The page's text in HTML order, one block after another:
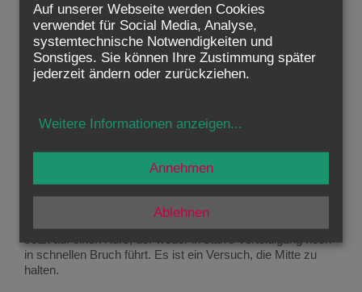
den Theologen Karl Rahner: Alles kirchliche Bemühen sei
vergeblich, wenn nicht Glaube, Hoffnung und Liebe
wachsen. Es ist ein leiser Akzent in einer lauten Zeit.
Gleichzeitig findet er klare Worte zum Thema Missbrauch.
Die Kirche müsse sich ihrer Vergangenheit stellen, sagt er.
Sie müsse Orte schaffen, an denen Betroffene gehört
nur für die Opfer, sondern auch für all jene, die durch die
Krise Vertrauen verloren haben.
September 1995 nimmt der Papst das Rücktrittsgesuch
sichtbaren Zeichen. Er holt Frauen in verantwortliche
in schnellen Bruch führt. Es ist ein Versuch, die Mitte zu
halten.
Auf unserer Webseite werden Cookies
verwendet für Social Media, Analyse,
systemtechnische Notwendigkeiten und
Sonstiges. Sie können Ihre Zustimmung später
jederzeit ändern oder zurückziehen.
Weitere Informationen anzeigen...
Ablehnen
Annehmen